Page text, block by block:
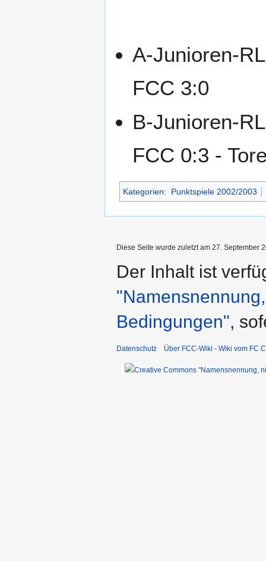
A-Junioren-
FCC 3:0
B-Junioren-
FCC 0:3 -
Kategorien: Punktspiele 2002/2003
Diese Seite wurde zuletzt am 27. September
Der Inhalt ist
Bedingungen",
Datenschutz Über FCC-Wiki - Wiki vom FC